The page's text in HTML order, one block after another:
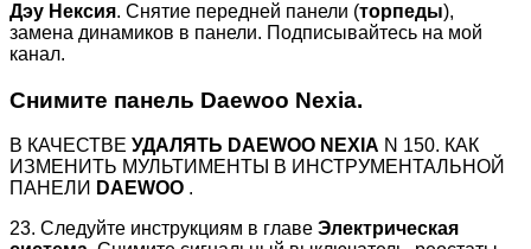
Дэу Нексия. Снятие передней панели (торпеды),
замена динамиков в панели. Подписывайтесь на мой
канал.
Снимите панель Daewoo Nexia.
В КАЧЕСТВЕ УДАЛЯТЬ DAEWOO NEXIA N 150. КАК
ИЗМЕНИТЬ МУЛЬТИМЕНТЫ В ИНСТРУМЕНТАЛЬНОЙ
ПАНЕЛИ DAEWOO .
23. Следуйте инструкциям в главе Электрическая